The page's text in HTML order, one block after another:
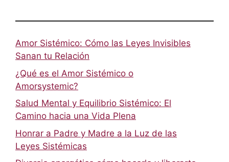
Amor Sistémico: Cómo las Leyes Invisibles
Sanan tu Relación
¿Qué es el Amor Sistémico o
Amorsystemic?
Salud Mental y Equilibrio Sistémico: El
Camino hacia una Vida Plena
Honrar a Padre y Madre a la Luz de las
Leyes Sistémicas